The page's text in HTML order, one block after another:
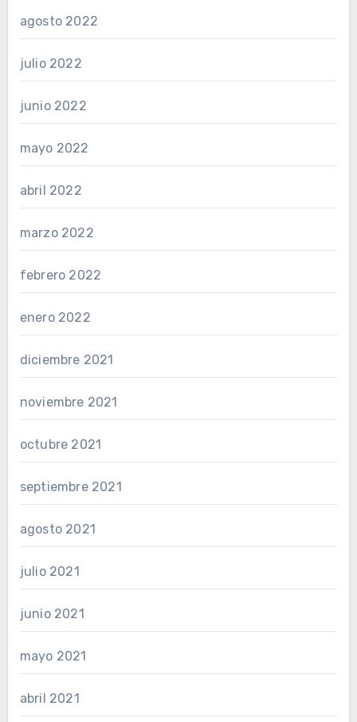
agosto 2022
julio 2022
junio 2022
mayo 2022
abril 2022
marzo 2022
febrero 2022
enero 2022
diciembre 2021
noviembre 2021
octubre 2021
septiembre 2021
agosto 2021
julio 2021
junio 2021
mayo 2021
abril 2021